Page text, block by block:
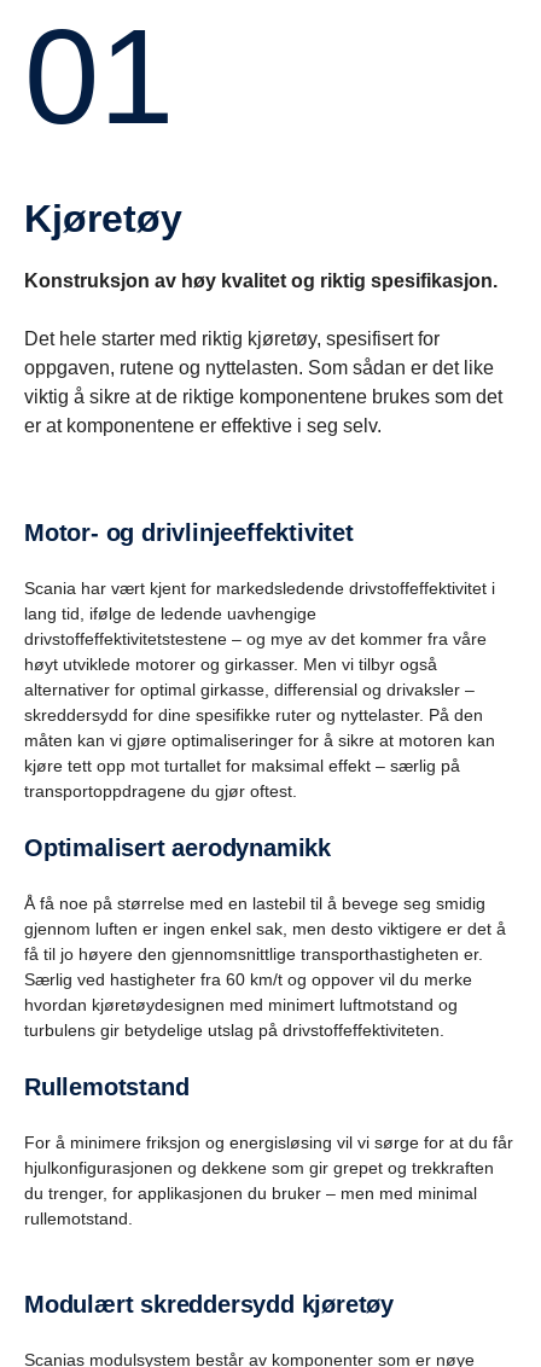
01
Kjøretøy
Konstruksjon av høy kvalitet og riktig spesifikasjon.
Det hele starter med riktig kjøretøy, spesifisert for
oppgaven, rutene og nyttelasten. Som sådan er det like
viktig å sikre at de riktige komponentene brukes som det
er at komponentene er effektive i seg selv.
Motor- og drivlinjeeffektivitet
Scania har vært kjent for markedsledende drivstoffeffektivitet i
lang tid, ifølge de ledende uavhengige
drivstoffeffektivitetstestene – og mye av det kommer fra våre
høyt utviklede motorer og girkasser. Men vi tilbyr også
alternativer for optimal girkasse, differensial og drivaksler –
skreddersydd for dine spesifikke ruter og nyttelaster. På den
måten kan vi gjøre optimaliseringer for å sikre at motoren kan
kjøre tett opp mot turtallet for maksimal effekt – særlig på
transportoppdragene du gjør oftest.
Optimalisert aerodynamikk
Å få noe på størrelse med en lastebil til å bevege seg smidig
gjennom luften er ingen enkel sak, men desto viktigere er det å
få til jo høyere den gjennomsnittlige transporthastigheten er.
Særlig ved hastigheter fra 60 km/t og oppover vil du merke
hvordan kjøretøydesignen med minimert luftmotstand og
turbulens gir betydelige utslag på drivstoffeffektiviteten.
Rullemotstand
For å minimere friksjon og energisløsing vil vi sørge for at du får
hjulkonfigurasjonen og dekkene som gir grepet og trekkraften
du trenger, for applikasjonen du bruker – men med minimal
rullemotstand.
Modulært skreddersydd kjøretøy
Scanias modulsystem består av komponenter som er nøye